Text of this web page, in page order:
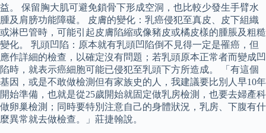
益。 保留胸大肌可避免鎖骨下形成空洞，也比較少發生手臂水
腫及肩膀功能障礙。 皮膚的變化：乳癌侵犯至真皮、皮下組織
或淋巴管時，可能引起皮膚陷縮或像豬皮或橘皮樣的腫脹及粗糙
變化。 乳頭凹陷：原本就有乳頭凹陷倒不見得一定是罹癌，但
應作詳細的檢查，以確定沒有問題；若乳頭原本正常者而變成凹
陷時，就表示癌細胞可能已侵犯至乳頭下方所造成。 「有這個
基因，或是不敢做檢測但有家族史的人，我建議要比別人早10年
開始準備，也就是從25歲開始就固定做乳房檢測，也要去婦產科
做卵巢檢測；同時要特別注意自己的身體狀況，乳房、下腹有什
麼異常就去做檢查。」莊捷翰說。